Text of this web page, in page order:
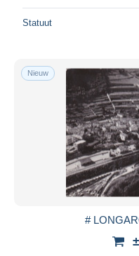
Statuut
Nieuw
#